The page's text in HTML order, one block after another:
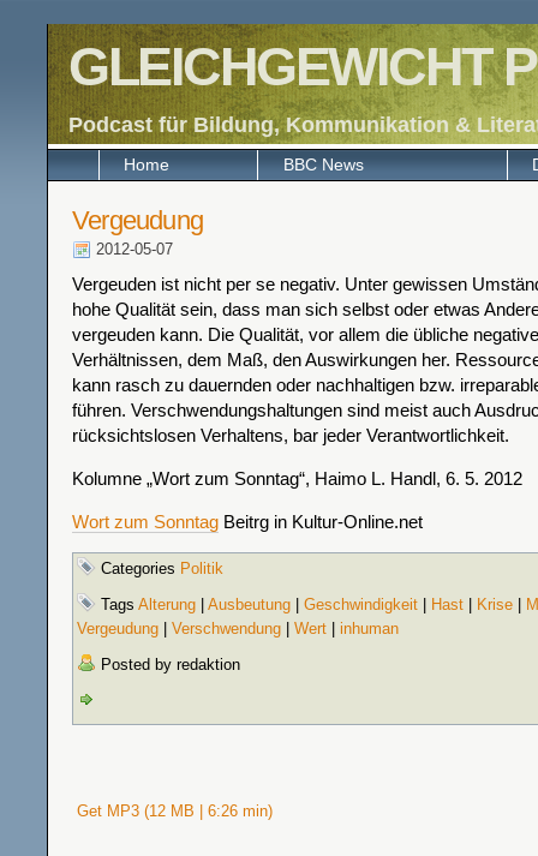
GLEICHGEWICHT
Podcast für Bildung, Kommunikation &
BBC News
Home
Vergeudung
2012-05-07
Vergeuden ist nicht per se negativ. Unter gewissen
hohe Qualität sein, dass man sich selbst oder etwas
vergeuden kann. Die Qualität, vor allem die übliche
Verhältnissen, dem Maß, den Auswirkungen her.
kann rasch zu dauernden oder nachhaltigen bzw.
führen. Verschwendungshaltungen sind meist auch
rücksichtslosen Verhaltens, bar jeder Verantwortlichkeit.
Kolumne „Wort zum Sonntag“, Haimo L. Handl, 6. 5. 2012
Wort zum Sonntag Beitrg in Kultur-Online.net
Categories Politik
Tags Alterung Ausbeutung Geschwindigkeit Hast Krise
Vergeudung
Verschwendung Wert
inhuman
Posted by redaktion
Get MP3 (12 MB | 6:26 min)